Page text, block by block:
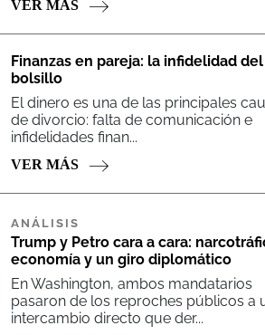
VER MÁS
Finanzas en pareja: la infidelidad del
bolsillo
El dinero es una de las principales
de divorcio: falta de comunicación e
infidelidades finan...
VER MÁS
ANÁLISIS
Trump y Petro cara a cara:
economía y un giro diplomático​
En Washington, ambos mandatarios
pasaron de los reproches públicos a
intercambio directo que der...